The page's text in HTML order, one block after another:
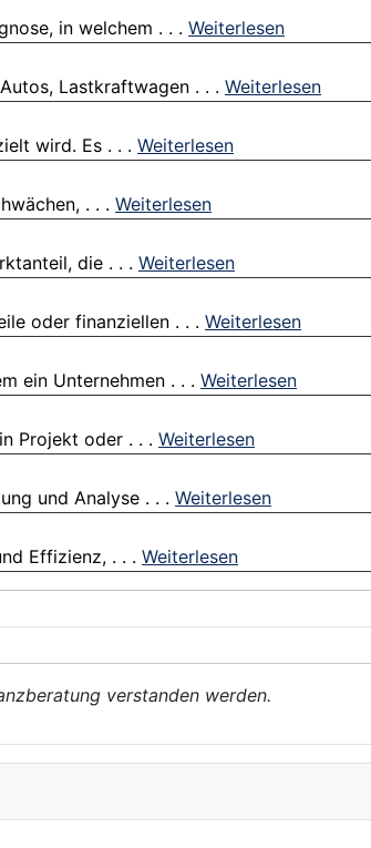
in welchem . . . Weiterlesen
Lastkraftwagen . . . Weiterlesen
wird. Es . . . Weiterlesen
. . . Weiterlesen
die . . . Weiterlesen
oder finanziellen . . . Weiterlesen
ein Unternehmen . . . Weiterlesen
Projekt oder . . . Weiterlesen
und Analyse . . . Weiterlesen
Effizienz, . . . Weiterlesen
verstanden werden.